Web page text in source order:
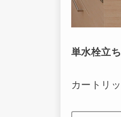
単水栓立
カートリ